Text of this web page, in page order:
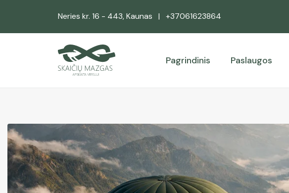
Neries kr. 16 - 443, Kaunas | +37061623864
Pagrindinis Paslaugos